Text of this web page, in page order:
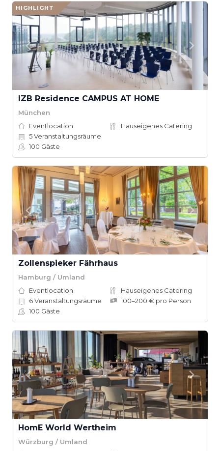
HIGHLIGHT
IZB Residence CAMPUS AT HOME
München
Eventlocation
Hauseigenes Catering
5Veranstaltungsräume
100 Gäste
Zollenspieker Fährhaus
Hamburg / Umland
Eventlocation
Hauseigenes Catering
6Veranstaltungsräume
100–200 € pro Person
100 Gäste
HomE World Wertheim
Würzburg / Umland